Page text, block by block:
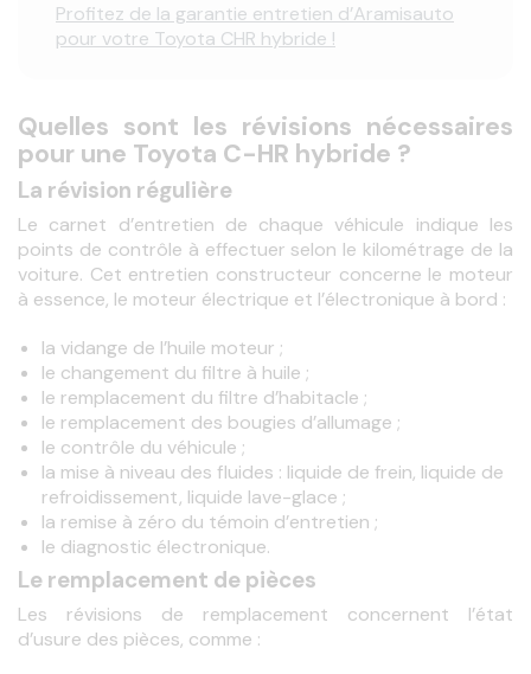
Profitez de la garantie entretien d’Aramisauto
pour votre Toyota CHR hybride !
Quelles sont les révisions nécessaires
pour une Toyota C-HR hybride ?
La révision régulière
Le carnet d’entretien de chaque véhicule indique les
points de contrôle à effectuer selon le kilométrage de la
voiture. Cet entretien constructeur concerne le moteur
à essence, le moteur électrique et l’électronique à bord :
la vidange de l’huile moteur ;
le changement du filtre à huile ;
le remplacement du filtre d’habitacle ;
le remplacement des bougies d’allumage ;
le contrôle du véhicule ;
la mise à niveau des fluides : liquide de frein, liquide de
refroidissement, liquide lave-glace ;
la remise à zéro du témoin d’entretien ;
le diagnostic électronique.
Le remplacement de pièces
Les révisions de remplacement concernent l’état
d’usure des pièces, comme :